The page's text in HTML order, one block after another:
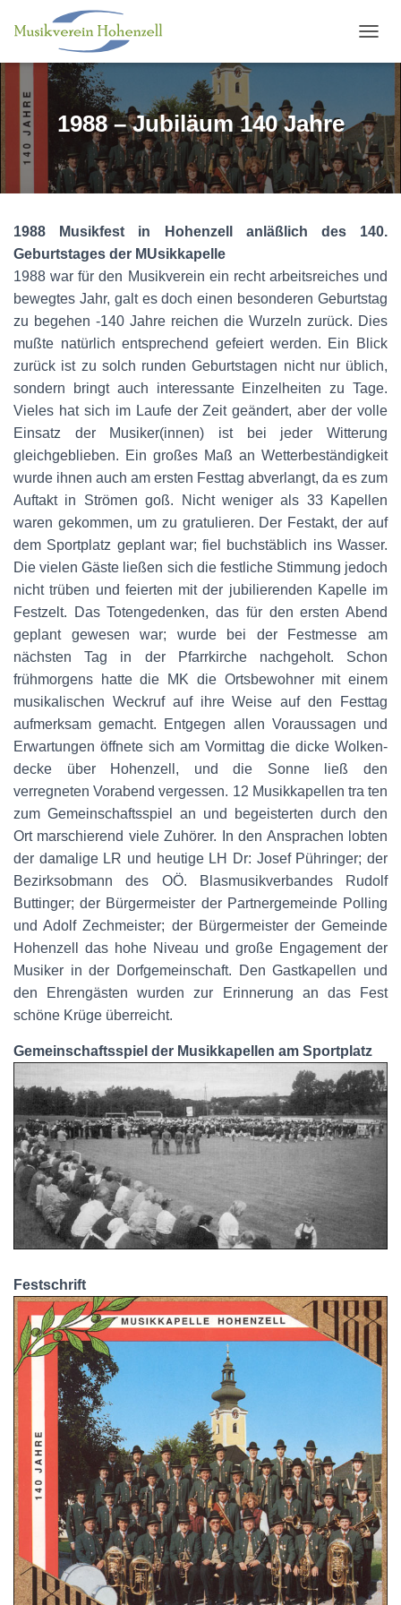
A
G
A
T
I
O
M
H
A
L
E
N
1988 – Jubiläum 140 Jahre
1988 Musikfest in Hohenzell anläßlich des 140.
Geburtstages der MUsikkapelle
1988 war für den Musikverein ein recht arbeitsreiches und
bewegtes Jahr, galt es doch einen besonderen Geburtstag
zu begehen -140 Jahre reichen die Wurzeln zurück. Dies
mußte natürlich entsprechend gefeiert werden. Ein Blick
zurück ist zu solch runden Geburtstagen nicht nur üblich,
sondern bringt auch interessante Einzelheiten zu Tage.
Vieles hat sich im Laufe der Zeit geändert, aber der volle
Einsatz der Musiker(innen) ist bei jeder Witterung
gleichgeblieben. Ein großes Maß an Wetterbeständigkeit
wurde ihnen auch am ersten Festtag abverlangt, da es zum
Auftakt in Strömen goß. Nicht weniger als 33 Kapellen
waren gekommen, um zu gratulieren. Der Festakt, der auf
dem Sportplatz geplant war; fiel buchstäblich ins Wasser.
Die vielen Gäste ließen sich die festliche Stimmung jedoch
nicht trüben und feierten mit der jubilierenden Kapelle im
Festzelt. Das Totengedenken, das für den ersten Abend
geplant gewesen war; wurde bei der Festmesse am
nächsten Tag in der Pfarrkirche nachgeholt. Schon
frühmorgens hatte die MK die Ortsbewohner mit einem
musikalischen Weckruf auf ihre Weise auf den Festtag
aufmerksam gemacht. Entgegen allen Voraussagen und
Erwartungen öffnete sich am Vormittag die dicke Wolken-
decke über Hohenzell, und die Sonne ließ den
verregneten Vorabend vergessen. 12 Musikkapellen tra ten
zum Gemeinschaftsspiel an und begeisterten durch den
Ort marschierend viele Zuhörer. In den Ansprachen lobten
der damalige LR und heutige LH Dr: Josef Pühringer; der
Bezirksobmann des OÖ. Blasmusikverbandes Rudolf
Buttinger; der Bürgermeister der Partnergemeinde Polling
und Adolf Zechmeister; der Bürgermeister der Gemeinde
Hohenzell das hohe Niveau und große Engagement der
Musiker in der Dorfgemeinschaft. Den Gastkapellen und
den Ehrengästen wurden zur Erinnerung an das Fest
schöne Krüge überreicht.
Gemeinschaftsspiel der Musikkapellen am Sportplatz
Festschrift